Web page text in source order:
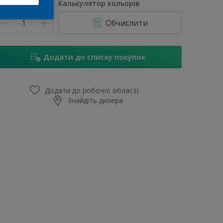
Калькулятор кольорів
Обчислити
Додати до списку покупок
Додати до робочої області
Знайдіть дилера